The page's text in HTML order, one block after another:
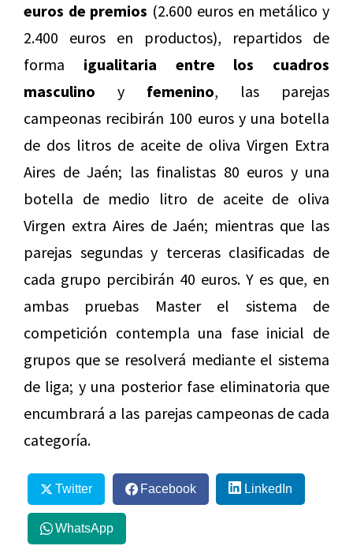
euros de premios (2.600 euros en metálico y
2.400 euros en productos), repartidos de
forma igualitaria entre los cuadros
masculino y femenino, las parejas
campeonas recibirán 100 euros y una botella
de dos litros de aceite de oliva Virgen Extra
Aires de Jaén; las finalistas 80 euros y una
botella de medio litro de aceite de oliva
Virgen extra Aires de Jaén; mientras que las
parejas segundas y terceras clasificadas de
cada grupo percibirán 40 euros. Y es que, en
ambas pruebas Master el sistema de
competición contempla una fase inicial de
grupos que se resolverá mediante el sistema
de liga; y una posterior fase eliminatoria que
encumbrará a las parejas campeonas de cada
categoría.
Twitter Facebook LinkedIn
WhatsApp